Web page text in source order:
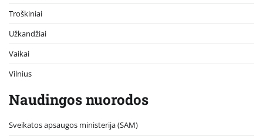
Troškiniai
Užkandžiai
Vaikai
Vilnius
Naudingos nuorodos
Sveikatos apsaugos ministerija (SAM)